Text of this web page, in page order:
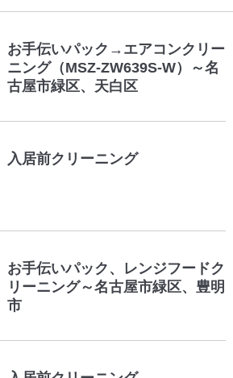
お手伝いパック→エアコンクリー
ニング（MSZ-ZW639S-W）～名
古屋市緑区、天白区
入居前クリーニング
お手伝いパック、レンジフードク
リーニング～名古屋市緑区、豊明
市